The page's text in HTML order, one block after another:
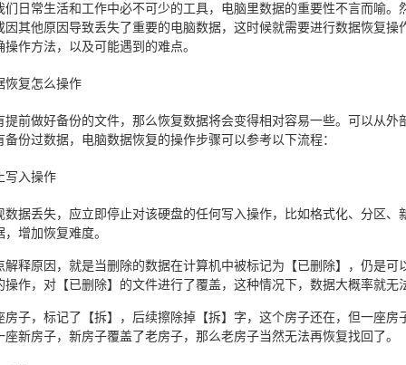
们日常生活和工作中必不可少的工具，电脑里数据的重要性不言而喻
因其他原因导致丢失了重要的电脑数据，这时候就需要进行数据恢复
操作方法，以及可能遇到的难点。
恢复怎么操作
提前做好备份的文件，那么恢复数据将会变得相对容易一些。可以从外
备份过数据，电脑数据恢复的操作步骤可以参考以下流程：
写入操作
数据丢失，应立即停止对该硬盘的任何写入操作，比如格式化、分区
增加恢复难度。
解释原因，就是当删除的数据在计算机中被标记为【已删除】，仍是
操作，对【已删除】的文件进行了覆盖，这种情况下，数据大概率就无
房子，标记了【拆】，后续擦除掉【拆】字，这个房子还在，但一座
座新房子，新房子覆盖了老房子，那么老房子当然无法再恢复找回了。